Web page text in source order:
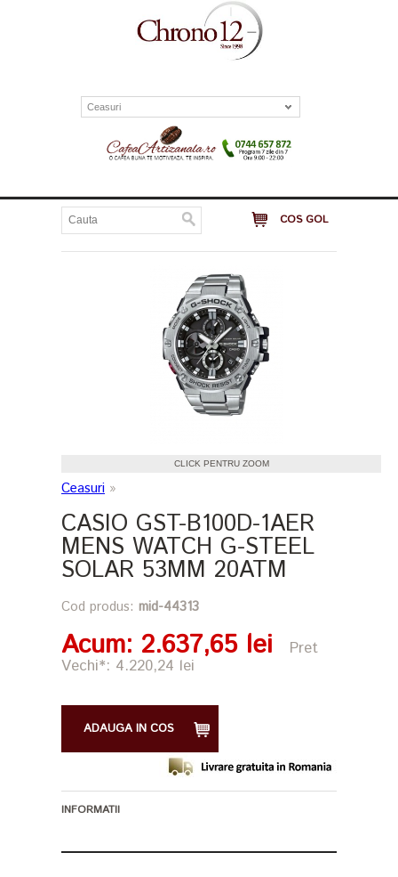
Ceasuri
COS GOL
CLICK PENTRU ZOOM
Ceasuri »
CASIO GST-B100D-1AER
MENS WATCH G-STEEL
SOLAR 53MM 20ATM
Cod produs: mid-44313
Acum: 2.637,65 lei
Pret
Vechi*: 4.220,24 lei
ADAUGA IN COS
INFORMATII